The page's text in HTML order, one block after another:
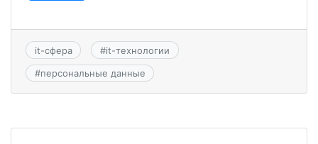
it-сфера #it-технологии
#персональные данные